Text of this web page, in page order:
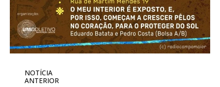
NOTÍCIA
ANTERIOR